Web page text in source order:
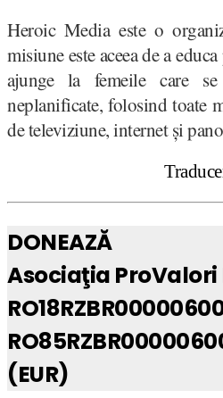
Heroic Media este o
misiune este aceea de a
ajunge la femeile care
neplanificate, folosind toate
de televiziune, internet și
DONEAZĂ
Asociaţia ProValori
(EUR)